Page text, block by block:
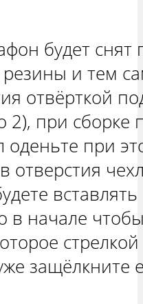
будет снят
и тем
отвёрткой
2), при сборке
оденьте при
отверстия
в начале
защёлкните